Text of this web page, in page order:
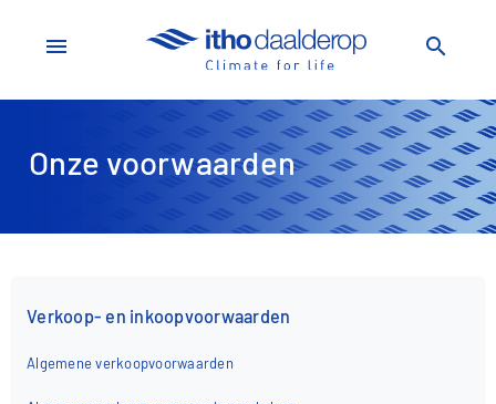
menu search
Onze voorwaarden
Verkoop- en inkoopvoorwaarden
Algemene verkoopvoorwaarden